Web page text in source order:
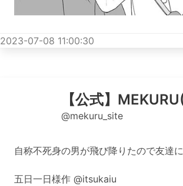
2023-07-08 11:00:30
【公式】
@mekuru_site
自称不死身の男が飛び降りたので友達
五日一日様作 @itsukaiu